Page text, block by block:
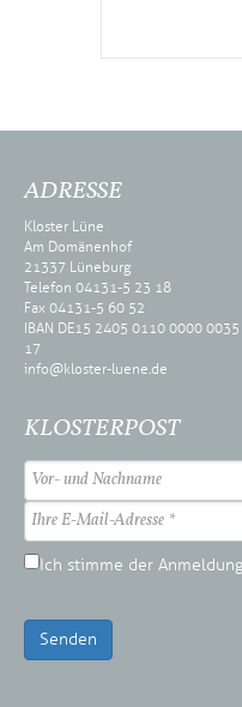
ADRESSE
Kloster Lüne
Am Domänenhof
21337 Lüneburg
Telefon 04131-5 23 18
Fax 04131-5 60 52
IBAN DE15 2405 0110 0000 0035
17
info@kloster-luene.de
KLOSTERPOST
Ich stimme der
Senden